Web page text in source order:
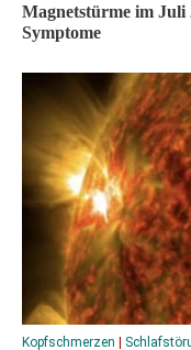
Magnetstürme im Juli
Symptome
Kopfschmerzen |